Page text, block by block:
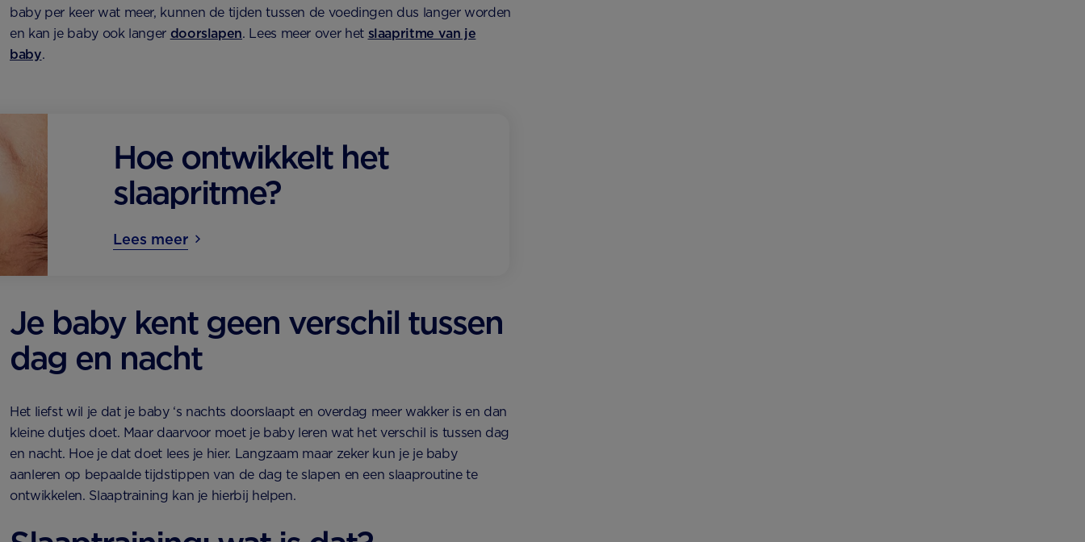
baby per keer wat meer, kunnen de tijden tussen de voedingen dus langer worden
en kan je baby ook langer doorslapen. Lees meer over het slaapritme van je
baby.
Hoe ontwikkelt het
slaapritme?
Lees meer
Je baby kent geen verschil tussen
dag en nacht
Het liefst wil je dat je baby ‘s nachts doorslaapt en overdag meer wakker is en dan
kleine dutjes doet. Maar daarvoor moet je baby leren wat het verschil is tussen dag
en nacht. Hoe je dat doet lees je hier. Langzaam maar zeker kun je je baby
aanleren op bepaalde tijdstippen van de dag te slapen en een slaaproutine te
ontwikkelen. Slaaptraining kan je hierbij helpen.